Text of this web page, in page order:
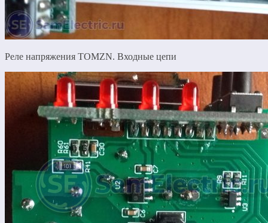
Реле напряжения TOMZN. Входные цепи